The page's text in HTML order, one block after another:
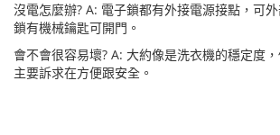
沒電怎麼辦? A: 電子鎖都有外接電源接點，可
鎖有機械鑰匙可開門。
會不會很容易壞? A: 大約像是洗衣機的穩定度
主要訴求在方便跟安全。